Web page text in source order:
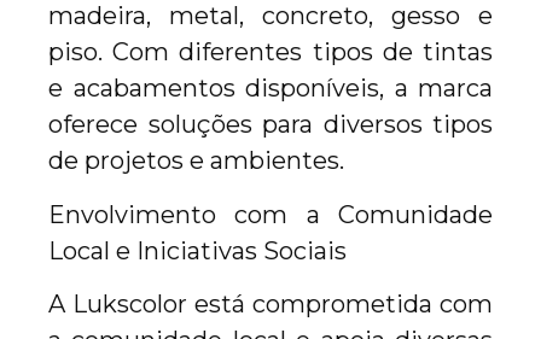
madeira, metal, concreto, gesso e
piso. Com diferentes tipos de tintas
e acabamentos disponíveis, a marca
oferece soluções para diversos tipos
de projetos e ambientes.
Envolvimento com a Comunidade
Local e Iniciativas Sociais
A Lukscolor está comprometida com